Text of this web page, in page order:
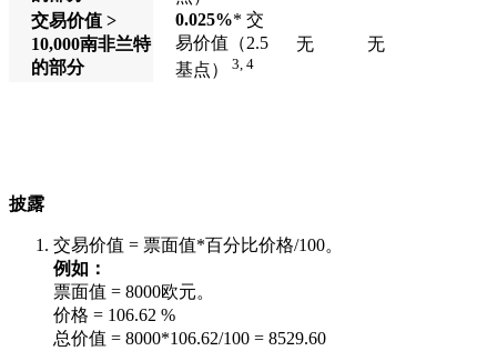
交易价值 >
10,000南非兰特
的部分
0.025%* 交
易价值（2.5
基点）
3, 4
无 无
披露
交易价值 = 票面值*百分比价格/100。
例如：
票面值 = 8000欧元。
价格 = 106.62 %
总价值 = 8000*106.62/100 = 8529.60